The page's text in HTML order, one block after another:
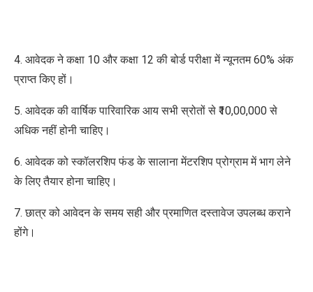
4. आवेदक ने कक्षा 10 और कक्षा 12 कीबोर्ड परीक्षामें न्यूनतम 60% अंक
प्राप्त किए हों।
5. आवेदक की वार्षिक पारिवारिक आय सभी स्रोतों से ₹10,00,000 से
अधिक नहीं होनी चाहिए।
6. आवेदक कोस्कॉलरशिप फंड के सालाना मेंटरशिप प्रोग्राम मेंभाग लेने
के लिए तैयार होना चाहिए।
7. छात्र को आवेदन के समय सही और प्रमाणित दस्तावेज उपलब्ध कराने
होंगे।